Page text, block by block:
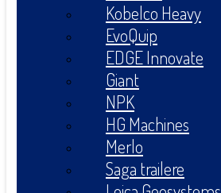
Kobelco Heavy
EvoQuip
EDGE Innovate
Giant
NPK
HG Machines
Merlo
Saga trailere